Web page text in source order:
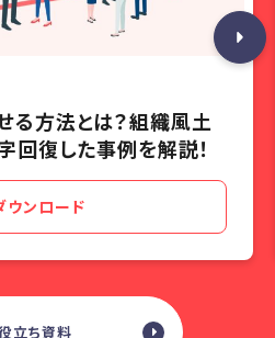
る方法とは？組織風土
回復した事例を解説！
ウンロード
立ち資料